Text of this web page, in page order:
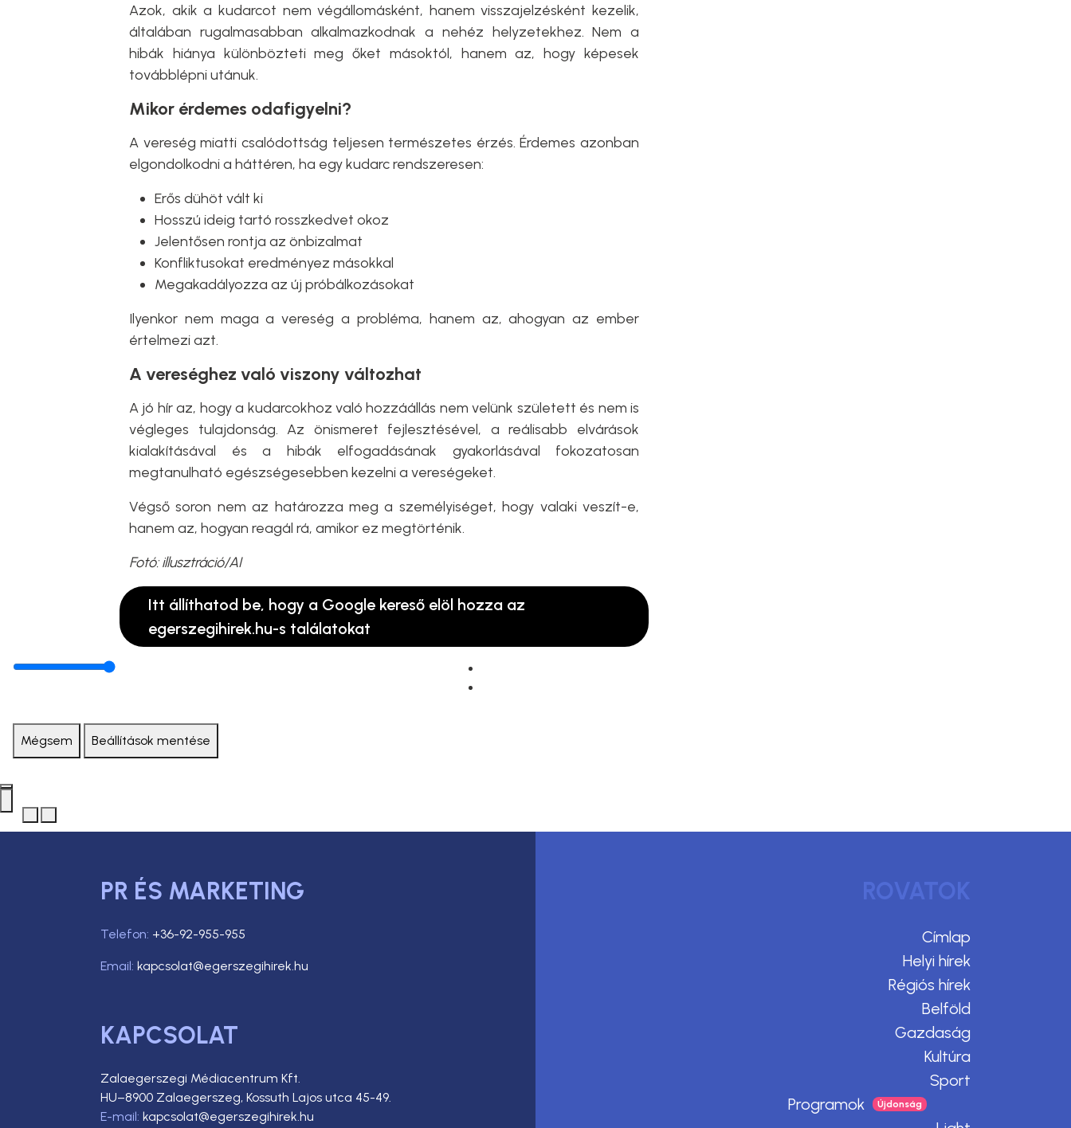
Azok, akik a kudarcot nem végállomásként, hanem visszajelzésként kezelik,
általában rugalmasabban alkalmazkodnak a nehéz helyzetekhez. Nem a
hibák hiánya különbözteti meg őket másoktól, hanem az, hogy képesek
továbblépni utánuk.
Mikor érdemes odafigyelni?
A vereség miatti csalódottság teljesen természetes érzés. Érdemes azonban
elgondolkodni a háttéren, ha egy kudarc rendszeresen:
Erős dühöt vált ki
Hosszú ideig tartó rosszkedvet okoz
Jelentősen rontja az önbizalmat
Konfliktusokat eredményez másokkal
Megakadályozza az új próbálkozásokat
Ilyenkor nem maga a vereség a probléma, hanem az, ahogyan az ember
értelmezi azt.
A vereséghez való viszony változhat
A jó hír az, hogy a kudarcokhoz való hozzáállás nem velünk született és nem is
végleges tulajdonság. Az önismeret fejlesztésével, a reálisabb elvárások
kialakításával és a hibák elfogadásának gyakorlásával fokozatosan
megtanulható egészségesebben kezelni a vereségeket.
Végső soron nem az határozza meg a személyiséget, hogy valaki veszít-e,
hanem az, hogyan reagál rá, amikor ez megtörténik.
Fotó: illusztráció/AI
Itt állíthatod be, hogy a Google kereső elöl hozza az
egerszegihirek.hu-s találatokat
Mégsem Beállítások mentése
PR ÉS MARKETING
Telefon: +36-92-955-955
Email: kapcsolat@egerszegihirek.hu
KAPCSOLAT
Zalaegerszegi Médiacentrum Kft.
HU–8900 Zalaegerszeg, Kossuth Lajos utca 45-49.
E-mail: kapcsolat@egerszegihirek.hu
ROVATOK
Címlap
Helyi hírek
Régiós hírek
Belföld
Gazdaság
Kultúra
Sport
Programok